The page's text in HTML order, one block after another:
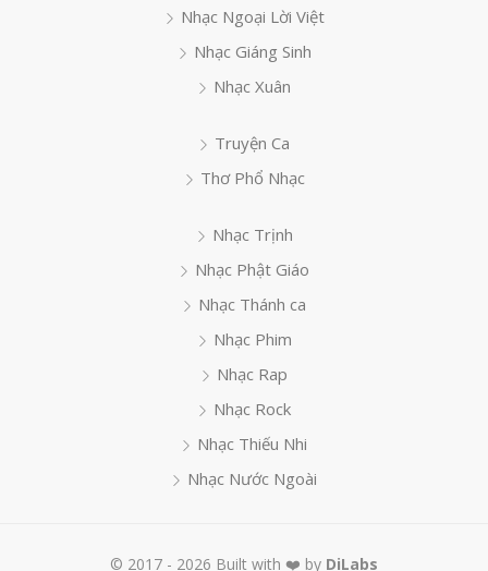
Nhạc Ngoại Lời Việt
Nhạc Giáng Sinh
Nhạc Xuân
Truyện Ca
Thơ Phổ Nhạc
Nhạc Trịnh
Nhạc Phật Giáo
Nhạc Thánh ca
Nhạc Phim
Nhạc Rap
Nhạc Rock
Nhạc Thiếu Nhi
Nhạc Nước Ngoài
© 2017 - 2026 Built with ❤️ by DiLabs